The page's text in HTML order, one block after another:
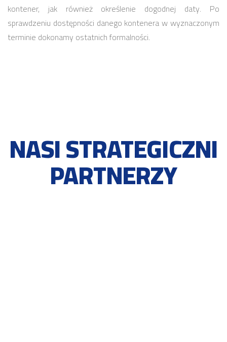
kontener, jak również określenie dogodnej daty. Po
sprawdzeniu dostępności danego kontenera w wyznaczonym
terminie dokonamy ostatnich formalności.
NASI STRATEGICZNI
PARTNERZY